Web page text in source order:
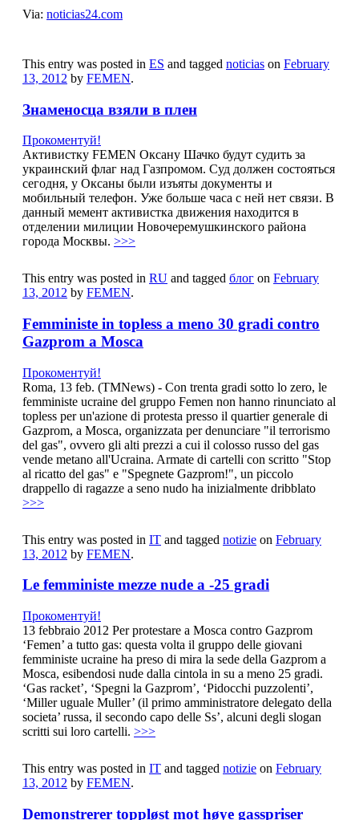
Via: noticias24.com
This entry was posted in ES and tagged noticias on February
13, 2012 by FEMEN.
Знаменосца взяли в плен
Прокоментуй!
Активистку FEMEN Оксану Шачко будут судить за
украинский флаг над Газпромом. Суд должен состояться
сегодня, у Оксаны были изъяты документы и
мобильный телефон. Уже больше часа с ней нет связи. В
данный мемент активистка движения находится в
отделении милиции Новочеремушкинского района
города Москвы. >>>
This entry was posted in RU and tagged блог on February
13, 2012 by FEMEN.
Femministe in topless a meno 30 gradi contro
Gazprom a Mosca
Прокоментуй!
Roma, 13 feb. (TMNews) - Con trenta gradi sotto lo zero, le
femministe ucraine del gruppo Femen non hanno rinunciato al
topless per un'azione di protesta presso il quartier generale di
Gazprom, a Mosca, organizzata per denunciare "il terrorismo
del gas", ovvero gli alti prezzi a cui il colosso russo del gas
vende metano all'Ucraina. Armate di cartelli con scritto "Stop
al ricatto del gas" e "Spegnete Gazprom!", un piccolo
drappello di ragazze a seno nudo ha inizialmente dribblato
>>>
This entry was posted in IT and tagged notizie on February
13, 2012 by FEMEN.
Le femministe mezze nude a -25 gradi
Прокоментуй!
13 febbraio 2012 Per protestare a Mosca contro Gazprom
‘Femen’ a tutto gas: questa volta il gruppo delle giovani
femministe ucraine ha preso di mira la sede della Gazprom a
Mosca, esibendosi nude dalla cintola in su a meno 25 gradi.
‘Gas racket’, ‘Spegni la Gazprom’, ‘Pidocchi puzzolenti’,
‘Miller uguale Muller’ (il primo amministratore delegato della
societa’ russa, il secondo capo delle Ss’, alcuni degli slogan
scritti sui loro cartelli. >>>
This entry was posted in IT and tagged notizie on February
13, 2012 by FEMEN.
Demonstrerer toppløst mot høye gasspriser